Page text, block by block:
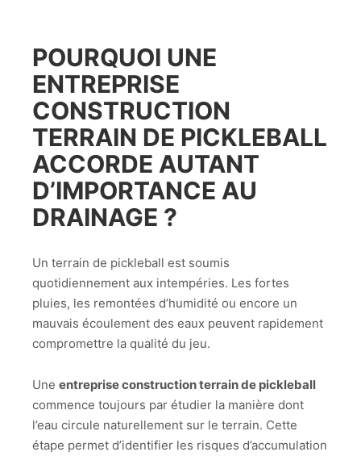
POURQUOI UNE
ENTREPRISE
CONSTRUCTION
TERRAIN DE PICKLEBALL
ACCORDE AUTANT
D’IMPORTANCE AU
DRAINAGE ?
Un terrain de pickleball est soumis
quotidiennement aux intempéries. Les fortes
pluies, les remontées d’humidité ou encore un
mauvais écoulement des eaux peuvent rapidement
compromettre la qualité du jeu.
Une entreprise construction terrain de pickleball
commence toujours par étudier la manière dont
l’eau circule naturellement sur le terrain. Cette
étape permet d’identifier les risques d’accumulation